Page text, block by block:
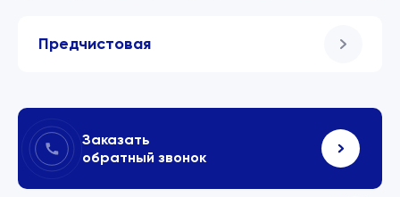
Предчистовая
Заказать
обратный звонок